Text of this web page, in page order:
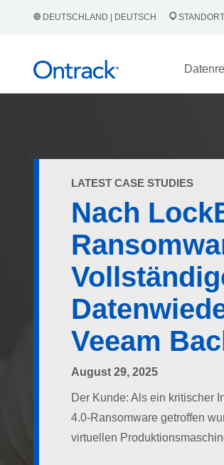
DEUTSCHLAND | DEUTSCH
LATEST CASE STUDIES
Nach
Veeam
August 29, 2025
Der Kunde: Als ein kritischer
4.0-Ransomware getroffen
virtuellen